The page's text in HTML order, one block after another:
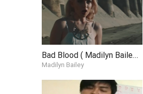
Mặc dù xung quanh có kẻ xấu
Thì ta vẫn chiến đấu để cho
Tôi đang được sống , tôi có
Và tôi cũng đã có những vấp
Tôi tiếp tục chiến đấu
Tôi tiếp tục đam mê
Và tôi sẽ viết tiếp những ước
Bad Blood ( Madilyn Bailey Cover Version)
Madilyn Bailey